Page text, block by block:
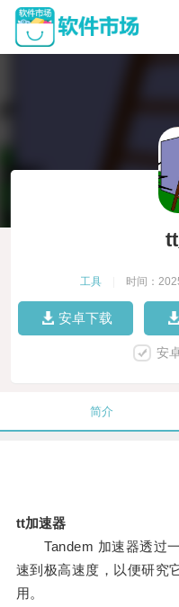
工具 时间：
安卓下载
安
简介
tt加速器
Tandem 加速器透过一
速到极高速度，以便研究
用。